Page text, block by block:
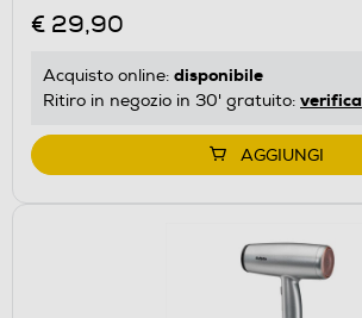
€ 29,90
Acquisto online: disponibile
Ritiro in negozio in 30' gratuito: verifica
AGGIUNGI